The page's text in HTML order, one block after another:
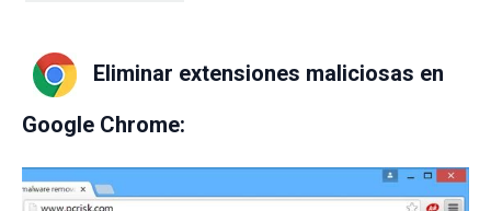
Eliminar extensiones maliciosas en
Google Chrome: